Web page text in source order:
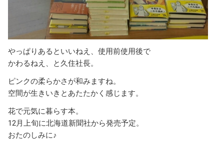
やっぱりあるといいねえ、使用前使用後で
かわるねえ、と久住社長。
ピンクの柔らかさが和みますね。
空間が生きいきとあたたかく感じます。
花で元気に暮らす本。
12月上旬に北海道新聞社から発売予定。
おたのしみに♪